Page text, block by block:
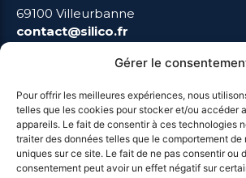
Gérer le
Pour offrir les meilleures expériences, nous
telles que les cookies pour stocker et/ou accéder
appareils. Le fait de consentir à ces technologies
traiter des données telles que le comportement de
uniques sur ce site. Le fait de ne pas consentir ou
consentement peut avoir un effet négatif sur
69100 Villeurbanne
contact@silico.fr
LIENS UTILES
Mentions Légales